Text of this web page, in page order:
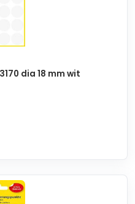
dia 18 mm wit